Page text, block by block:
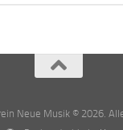
Neue Musik © 2026.